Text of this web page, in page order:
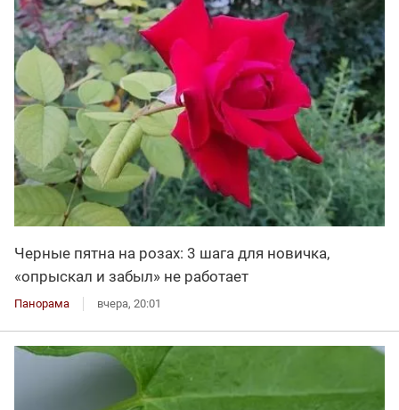
Черные пятна на розах: 3 шага для новичка,
«опрыскал и забыл» не работает
Панорама вчера, 20:01